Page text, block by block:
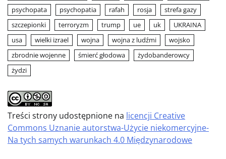
psychopata
psychopatia rafah rosja
strefa gazy
szczepionki
terroryzm trump ue uk
UKRAINA
usa
wielki izrael wojna wojna z ludźmi
wojsko
zbrodnie wojenne
śmierć głodowa
żydobanderowcy
żydzi
Treści strony udostępnione na licencji Creative
Commons Uznanie autorstwa-Użycie niekomercyjne-
Na tych samych warunkach 4.0 Międzynarodowe